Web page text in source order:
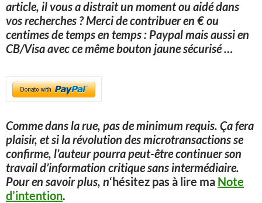
article, il vous a distrait un moment ou aidé dans
vos recherches ? Merci de contribuer en € ou
centimes de temps en temps : Paypal mais aussi en
CB/Visa avec ce même bouton jaune sécurisé…
Comme dans la rue, pas de minimum requis. Ça fera
plaisir, et si la révolution des microtransactions se
confirme, l’auteur pourra peut-être continuer son
travail d’information critique sans intermédiaire.
Pour en savoir plus, n‘hésitez pas à lire ma Note
d’intention.